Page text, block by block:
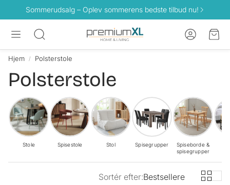
Sommerudsalg – Oplev sommerens bedste tilbud nu!
Søg
Konto
Hjem Polsterstole
Polsterstole
Stole Spisestole Stol Spisegrupper
Spiseborde &
spisegrupper
Sortér efter:Bestsellere